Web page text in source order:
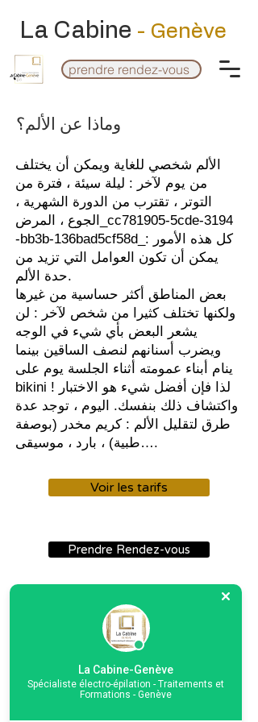
La Cabine - Genève
prendre rendez-vous
وماذا عن الألم؟
الألم شخصي للغاية ويمكن أن يختلف
من يوم لآخر : ليلة سيئة ، فترة من
التوتر ، تقترب من الدورة الشهرية ،
الجوع ، المرض_cc781905-5cde-3194
-bb3b-136bad5cf58d_: كل هذه الأمور
يمكن أن تكون العوامل التي تزيد من
حدة الألم.
بعض المناطق أكثر حساسية من غيرها
ولكنها تختلف كثيرا من شخص لآخر : لن
يشعر البعض بأي شيء في الوجه
ويضرب أسنانهم لنصف الساقين بينما
ينام أبناء عمومته أثناء الجلسة يوم على
bikini ! لذا فإن أفضل شيء هو الاختبار
واكتشاف ذلك بنفسك. اليوم ، توجد عدة
طرق لتقليل الألم : كريم مخدر (بوصفة
طبية) ، بارد ، موسيقى….
Voir les tarifs
Prendre Rendez-vous
C / O Clinique du Lis، 4th floor،
معرض جان مالبويسون 15
40/42 شارع رون - 1204 جنيف
La Cabine-Genève
Spécialiste électro-épilation - Traitements et
Formations - Genève